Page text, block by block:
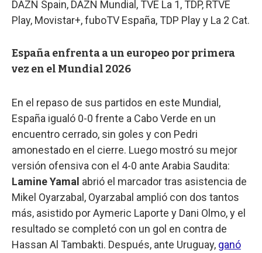
DAZN Spain, DAZN Mundial, TVE La 1, TDP, RTVE
Play, Movistar+, fuboTV España, TDP Play y La 2 Cat.
España enfrenta a un europeo por primera
vez en el Mundial 2026
En el repaso de sus partidos en este Mundial,
España igualó 0-0 frente a Cabo Verde en un
encuentro cerrado, sin goles y con Pedri
amonestado en el cierre. Luego mostró su mejor
versión ofensiva con el 4-0 ante Arabia Saudita:
Lamine Yamal abrió el marcador tras asistencia de
Mikel Oyarzabal, Oyarzabal amplió con dos tantos
más, asistido por Aymeric Laporte y Dani Olmo, y el
resultado se completó con un gol en contra de
Hassan Al Tambakti. Después, ante Uruguay, ganó